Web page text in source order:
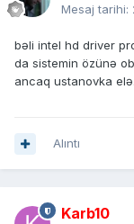
Mesaj tarihi:
bəli intel hd driver
da sistemin özünə
ancaq ustanovka elə.
Alıntı
Karb10